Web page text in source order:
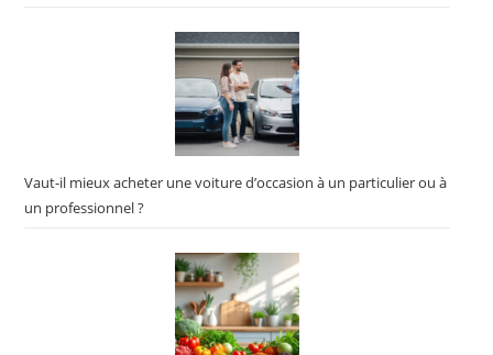
Vaut-il mieux acheter une voiture d’occasion à un particulier ou à
un professionnel ?